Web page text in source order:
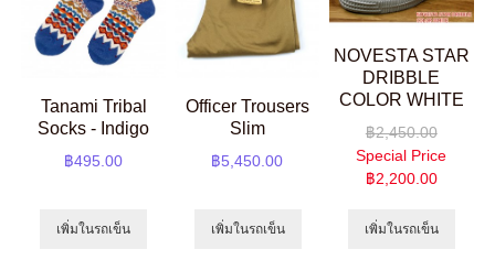
Tanami Tribal
Socks - Indigo
฿495.00
เพิ่มในรถเข็น
Officer Trousers
Slim
฿5,450.00
เพิ่มในรถเข็น
NOVESTA STAR
DRIBBLE
COLOR WHITE
฿2,450.00
Special Price
฿2,200.00
เพิ่มในรถเข็น